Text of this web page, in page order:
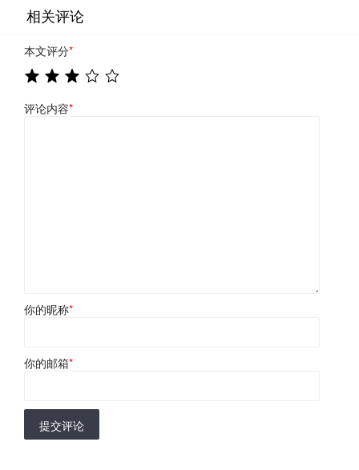
相关评论
本文评分*
评论内容*
你的昵称*
你的邮箱*
提交评论